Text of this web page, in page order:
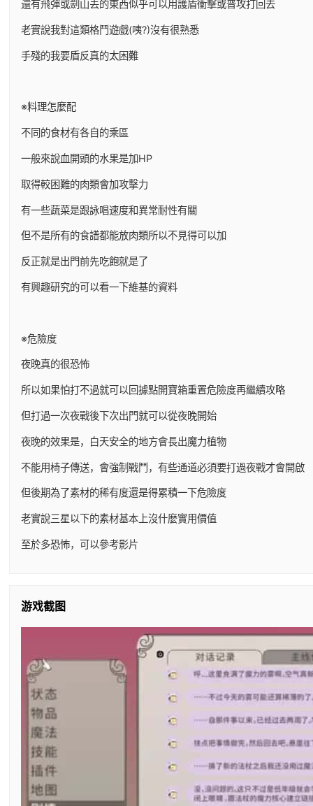
還有飛彈或劍山丟的東西似乎可以用護盾衝擊或普攻打回去
老實說我對這類格鬥遊戲(咦?)沒有很熟悉
手殘的我要盾反真的太困難
※料理怎麼配
不同的食材有各自的乘區
一般來說血開頭的水果是加HP
取得較困難的肉類會加攻擊力
有一些蔬菜是跟詠唱速度和異常耐性有關
但不是所有的食譜都能放肉類所以不見得可以加
反正就是出門前先吃飽就是了
有興趣研究的可以看一下維基的資料
※危險度
夜晚真的很恐怖
所以如果怕打不過就可以回據點開寶箱重置危險度再繼續攻略
但打過一次夜戰後下次出門就可以從夜晚開始
夜晚的效果是，白天安全的地方會長出魔力植物
不能用椅子傳送，會強制戰鬥，有些通道必須要打過夜戰才會開啟
但後期為了素材的稀有度還是得累積一下危險度
老實說三星以下的素材基本上沒什麼實用價值
至於多恐怖，可以參考影片
游戏截图